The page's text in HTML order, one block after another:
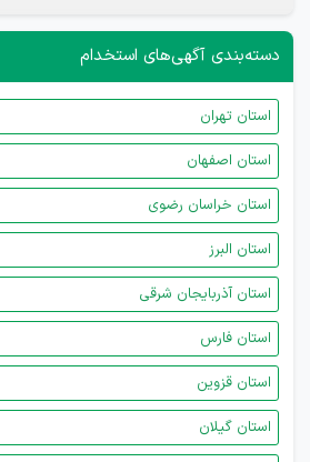
دسته‌بندی آگهی‌های استخدام
استان تهران
استان اصفهان
استان خراسان رضوی
استان البرز
استان آذربایجان شرقی
استان فارس
استان قزوین
استان گیلان